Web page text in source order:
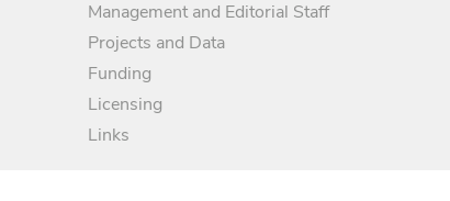
Management and Editorial Staff
Projects and Data
Funding
Licensing
Links